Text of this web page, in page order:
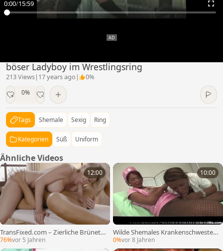
0:00/15:59
böser Ladyboy im Wrestlingsring
213 Views| 17 years ago | 0%
0%
Tags Shemale Sexig Ring
Kategorien Süß Uniform
Ähnliche Videos
12:00
TransFixed.com – Zierliche Brünett
e Khloe Kay bekommt einen harten
Abspritzen
76%vor 5 Jahren
10:00
Wilde Shemales Krankenschwester
n Wazoo Schlagen
0%vor 8 Jahren